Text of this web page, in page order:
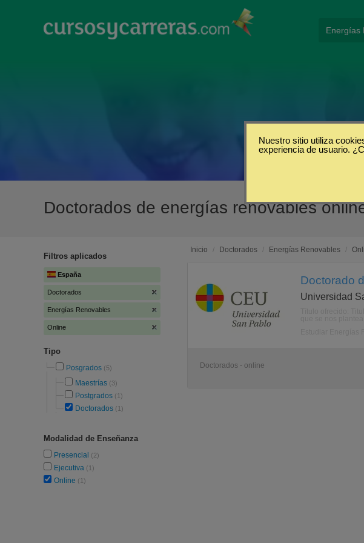
Doctorados de energías renovables
Filtros aplicados
España
Doctorados
Energías Renovables
Online
Tipo
Posgrados (5)
Maestrías (3)
Postgrados (1)
Doctorados (1)
Modalidad de Enseñanza
Presencial (2)
Ejecutiva (1)
Online (1)
Inicio / Doctorados / Energías Renovables /
Doctorado
Universidad
Doctorados - online
Nuestro sitio utiliza
experiencia de usuario.